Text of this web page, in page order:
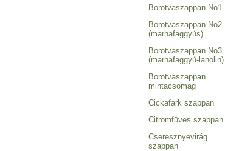
Borotvaszappan No1.
Borotvaszappan No2.
(marhafaggyús)
Borotvaszappan No3
(marhafaggyú-lanolin)
Borotvaszappan
mintacsomag
Cickafark szappan
Citromfüves szappan
Cseresznyevirág
szappan